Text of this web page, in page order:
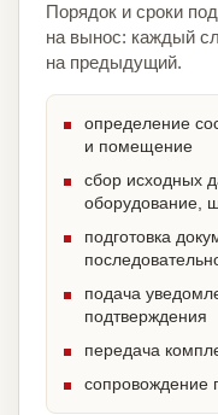
Порядок и сроки
на вынос: каждый
на предыдущий.
определение
и помещение
сбор исходных
оборудование,
подготовка
подача
подтверждения
передача
сопровождение